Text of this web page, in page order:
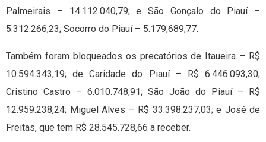
Palmeirais – 14.112.040,79; e São Gonçalo do Piauí –
5.312.266,23; Socorro do Piauí – 5.179,689,77.
Também foram bloqueados os precatórios de Itaueira – R$
10.594.343,19; de Caridade do Piauí – R$ 6.446.093,30;
Cristino Castro – 6.010.748,91; São João do Piauí – R$
12.959.238,24; Miguel Alves – R$ 33.398.237,03; e José de
Freitas, que tem R$ 28.545.728,66 a receber.